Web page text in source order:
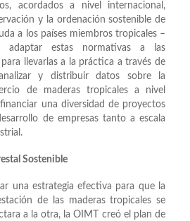
acordados a nivel internacional,
y la ordenación sostenible de
a los países miembros tropicales –
estas normativas a las
llevarlas a la práctica a través de
y distribuir datos sobre la
de maderas tropicales a nivel
una diversidad de proyectos
de empresas tanto a escala
Sostenible
una estrategia efectiva para que la
de las maderas tropicales se
a la otra, la OIMT creó el plan de